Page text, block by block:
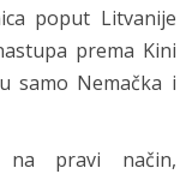
poput Litvanije
prema Kini
samo Nemačka i
na pravi način,